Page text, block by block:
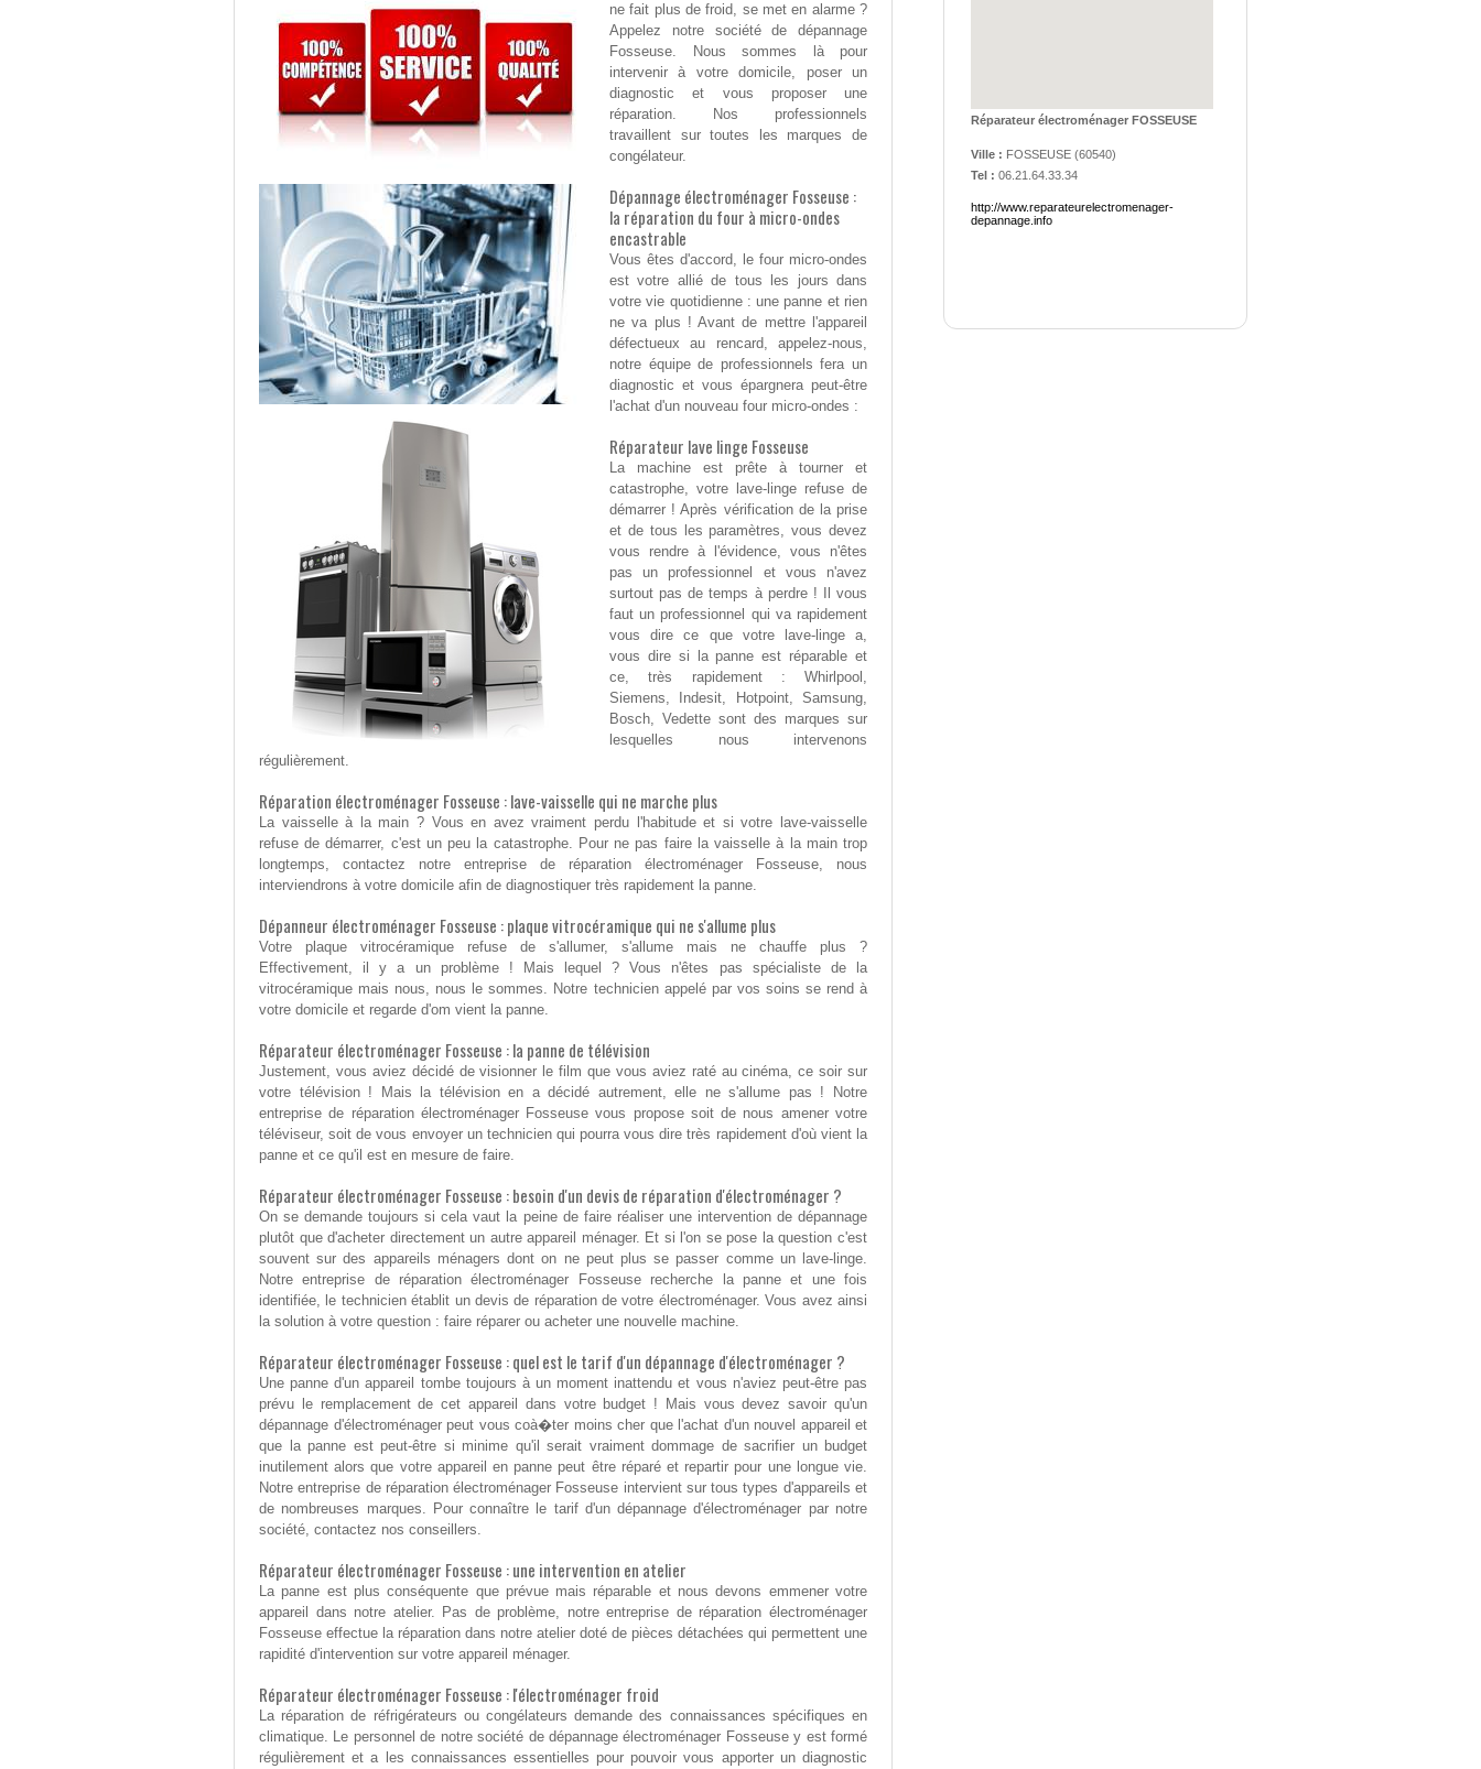
ne fait plus de froid, se met en alarme ?
Appelez notre société de dépannage
Fosseuse. Nous sommes là pour
intervenir à votre domicile, poser un
diagnostic et vous proposer une
réparation. Nos professionnels
travaillent sur toutes les marques de
congélateur.
Dépannage électroménager Fosseuse :
la réparation du four à micro-ondes
encastrable
Vous êtes d'accord, le four micro-ondes
est votre allié de tous les jours dans
votre vie quotidienne : une panne et rien
ne va plus ! Avant de mettre l'appareil
défectueux au rencard, appelez-nous,
notre équipe de professionnels fera un
diagnostic et vous épargnera peut-être
l'achat d'un nouveau four micro-ondes :
Réparateur lave linge Fosseuse
La machine est prête à tourner et
catastrophe, votre lave-linge refuse de
démarrer ! Après vérification de la prise
et de tous les paramètres, vous devez
vous rendre à l'évidence, vous n'êtes
pas un professionnel et vous n'avez
surtout pas de temps à perdre ! Il vous
faut un professionnel qui va rapidement
vous dire ce que votre lave-linge a,
vous dire si la panne est réparable et
ce, très rapidement : Whirlpool,
Siemens, Indesit, Hotpoint, Samsung,
Bosch, Vedette sont des marques sur
lesquelles nous intervenons
régulièrement.
Réparation électroménager Fosseuse : lave-vaisselle qui ne marche plus
La vaisselle à la main ? Vous en avez vraiment perdu l'habitude et si votre lave-vaisselle
refuse de démarrer, c'est un peu la catastrophe. Pour ne pas faire la vaisselle à la main trop
longtemps, contactez notre entreprise de réparation électroménager Fosseuse, nous
interviendrons à votre domicile afin de diagnostiquer très rapidement la panne.
Dépanneur électroménager Fosseuse : plaque vitrocéramique qui ne s'allume plus
Votre plaque vitrocéramique refuse de s'allumer, s'allume mais ne chauffe plus ?
Effectivement, il y a un problème ! Mais lequel ? Vous n'êtes pas spécialiste de la
vitrocéramique mais nous, nous le sommes. Notre technicien appelé par vos soins se rend à
votre domicile et regarde d'om vient la panne.
Réparateur électroménager Fosseuse : la panne de télévision
Justement, vous aviez décidé de visionner le film que vous aviez raté au cinéma, ce soir sur
votre télévision ! Mais la télévision en a décidé autrement, elle ne s'allume pas ! Notre
entreprise de réparation électroménager Fosseuse vous propose soit de nous amener votre
téléviseur, soit de vous envoyer un technicien qui pourra vous dire très rapidement d'où vient la
panne et ce qu'il est en mesure de faire.
Réparateur électroménager Fosseuse : besoin d'un devis de réparation d'électroménager ?
On se demande toujours si cela vaut la peine de faire réaliser une intervention de dépannage
plutôt que d'acheter directement un autre appareil ménager. Et si l'on se pose la question c'est
souvent sur des appareils ménagers dont on ne peut plus se passer comme un lave-linge.
Notre entreprise de réparation électroménager Fosseuse recherche la panne et une fois
identifiée, le technicien établit un devis de réparation de votre électroménager. Vous avez ainsi
la solution à votre question : faire réparer ou acheter une nouvelle machine.
Réparateur électroménager Fosseuse : quel est le tarif d'un dépannage d'électroménager ?
Une panne d'un appareil tombe toujours à un moment inattendu et vous n'aviez peut-être pas
prévu le remplacement de cet appareil dans votre budget ! Mais vous devez savoir qu'un
dépannage d'électroménager peut vous coà�ter moins cher que l'achat d'un nouvel appareil et
que la panne est peut-être si minime qu'il serait vraiment dommage de sacrifier un budget
inutilement alors que votre appareil en panne peut être réparé et repartir pour une longue vie.
Notre entreprise de réparation électroménager Fosseuse intervient sur tous types d'appareils et
de nombreuses marques. Pour connaître le tarif d'un dépannage d'électroménager par notre
société, contactez nos conseillers.
Réparateur électroménager Fosseuse : une intervention en atelier
La panne est plus conséquente que prévue mais réparable et nous devons emmener votre
appareil dans notre atelier. Pas de problème, notre entreprise de réparation électroménager
Fosseuse effectue la réparation dans notre atelier doté de pièces détachées qui permettent une
rapidité d'intervention sur votre appareil ménager.
Réparateur électroménager Fosseuse : l'électroménager froid
La réparation de réfrigérateurs ou congélateurs demande des connaissances spécifiques en
climatique. Le personnel de notre société de dépannage électroménager Fosseuse y est formé
régulièrement et a les connaissances essentielles pour pouvoir vous apporter un diagnostic
Réparateur électroménager FOSSEUSE
Ville : FOSSEUSE (60540)
Tel : 06.21.64.33.34
http://www.reparateurelectromenager-
depannage.info